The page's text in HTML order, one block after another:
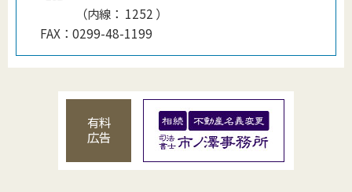
（内線 ： 1252 ）
FAX： 0299-48-1199
有料
広告